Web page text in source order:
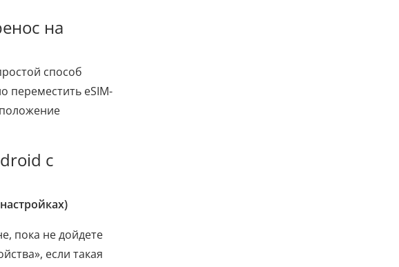
на
способ
переместить eSIM-
с
пока не дойдете
если такая